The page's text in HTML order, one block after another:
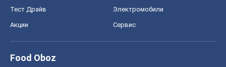
Тест Драйв Электромобили
Акции Сервис
Food Oboz